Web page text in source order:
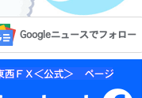
Googleニュースでフォロー